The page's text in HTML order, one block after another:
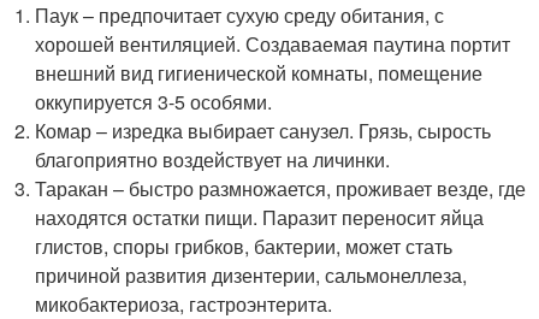
Паук – предпочитает сухую среду обитания, с
хорошей вентиляцией. Создаваемая паутина портит
внешний вид гигиенической комнаты, помещение
оккупируется 3-5 особями.
Комар – изредка выбирает санузел. Грязь, сырость
благоприятно воздействует на личинки.
Таракан – быстро размножается, проживает везде, где
находятся остатки пищи. Паразит переносит яйца
глистов, споры грибков, бактерии, может стать
причиной развития дизентерии, сальмонеллеза,
микобактериоза, гастроэнтерита.